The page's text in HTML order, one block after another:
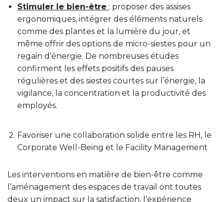
Stimuler le bien-être : proposer des assises
ergonomiques, intégrer des éléments naturels
comme des plantes et la lumière du jour, et
même offrir des options de micro-siestes pour un
regain d’énergie. De nombreuses études
confirment les effets positifs des pauses
régulières et des siestes courtes sur l’énergie, la
vigilance, la concentration et la productivité des
employés.
Favoriser une collaboration solide entre les RH, le
Corporate Well-Being et le Facility Management
Les interventions en matière de bien-être comme
l’aménagement des espaces de travail ont toutes
deux un impact sur la satisfaction, l’expérience